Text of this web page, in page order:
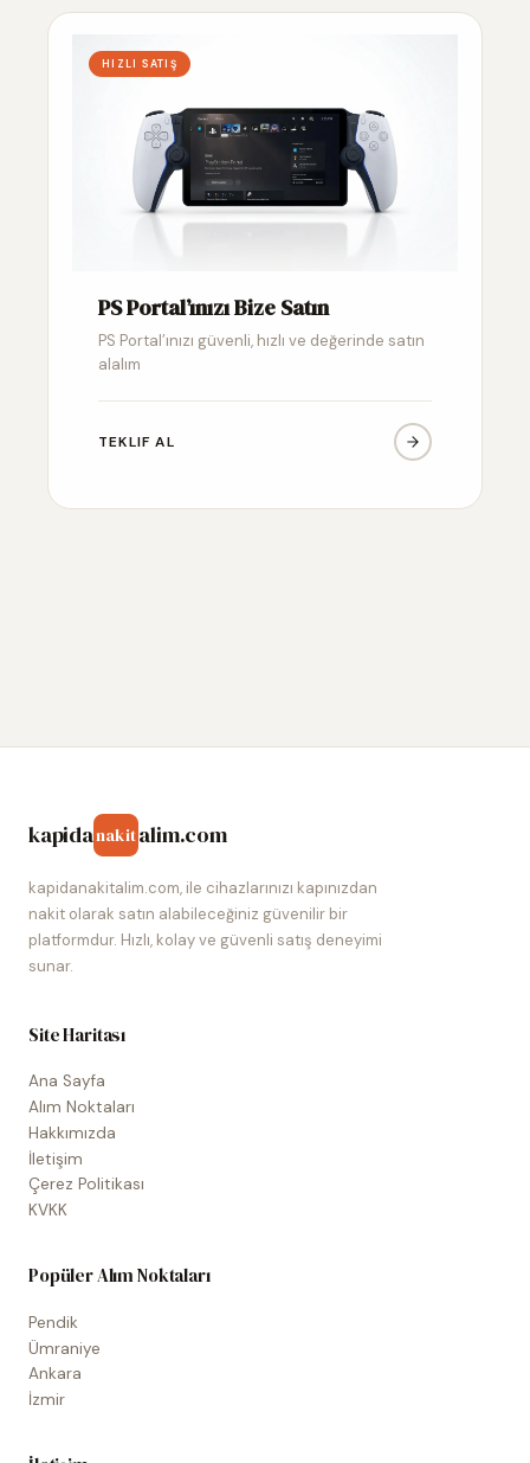
HIZLI SATIŞ
PS Portal’ınızı Bize Satın
PS Portal’ınızı güvenli, hızlı ve değerinde satın
alalım
TEKLIF AL
kapidanakitalim.com
kapidanakitalim.com, ile cihazlarınızı kapınızdan
nakit olarak satın alabileceğiniz güvenilir bir
platformdur. Hızlı, kolay ve güvenli satış deneyimi
sunar.
Site Haritası
Ana Sayfa
Alım Noktaları
Hakkımızda
İletişim
Çerez Politikası
KVKK
Popüler Alım Noktaları
Pendik
Ümraniye
Ankara
İzmir